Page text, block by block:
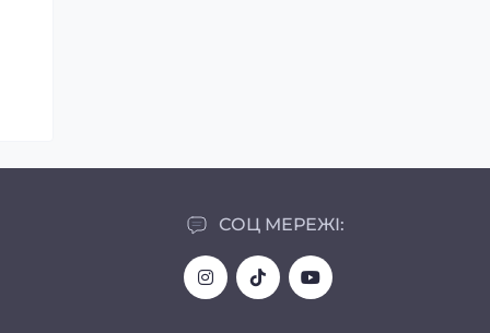
СОЦ МЕРЕЖІ: